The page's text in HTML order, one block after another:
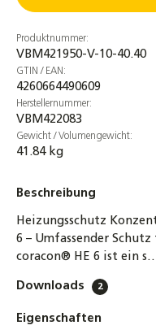
Produktnummer:
VBM421950-V-10-40.40
GTIN / EAN:
4260664490609
Herstellernummer:
VBM422083
Gewicht / Volumengewicht:
41.84 kg
Beschreibung
Heizungsschutz
6 – Umfassender
coracon® HE 6 ist ein
Downloads 2
Eigenschaften